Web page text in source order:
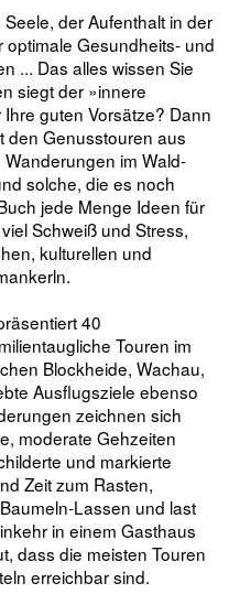
der Aufenthalt in der
optimale Gesundheits- und
... Das alles wissen Sie
siegt der »innere
guten Vorsätze? Dann
den Genusstouren aus
im Wald-
solche, die es noch
jede Menge Ideen für
Schweiß und Stress,
kulturellen und
40
Touren im
Blockheide, Wachau,
Ausflugsziele ebenso
zeichnen sich
moderate Gehzeiten
und markierte
Zeit zum Rasten,
Lassen und last
in einem Gasthaus
dass die meisten Touren
erreichbar sind.